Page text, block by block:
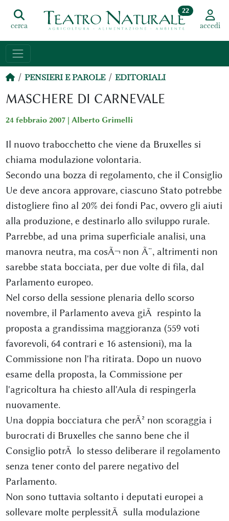
cerca
22
accedi
PENSIERI E PAROLE EDITORIALI
MASCHERE DI CARNEVALE
24 febbraio 2007 | Alberto Grimelli
Il nuovo trabocchetto che viene da Bruxelles si
chiama modulazione volontaria.
Secondo una bozza di regolamento, che il Consiglio
Ue deve ancora approvare, ciascuno Stato potrebbe
distogliere fino al 20% dei fondi Pac, ovvero gli aiuti
alla produzione, e destinarlo allo sviluppo rurale.
Parrebbe, ad una prima superficiale analisi, una
manovra neutra, ma cosÃ¬ non Ã¨, altrimenti non
sarebbe stata bocciata, per due volte di fila, dal
Parlamento europeo.
Nel corso della sessione plenaria dello scorso
novembre, il Parlamento aveva giÃ respinto la
proposta a grandissima maggioranza (559 voti
favorevoli, 64 contrari e 16 astensioni), ma la
Commissione non l'ha ritirata. Dopo un nuovo
esame della proposta, la Commissione per
l'agricoltura ha chiesto all'Aula di respingerla
nuovamente.
Una doppia bocciatura che perÃ² non scoraggia i
burocrati di Bruxelles che sanno bene che il
Consiglio potrÃ lo stesso deliberare il regolamento
senza tener conto del parere negativo del
Parlamento.
Non sono tuttavia soltanto i deputati europei a
sollevare molte perplessitÃ sulla modulazione